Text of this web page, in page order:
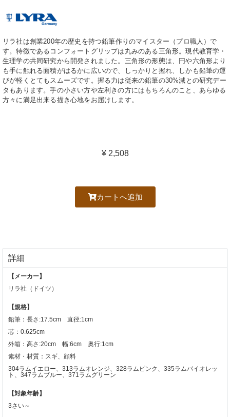
リラ社は創業200年の歴史を持つ鉛筆作りのマイスター（プロ職人）で
す。特徴であるコンフォートグリップは丸みのある三角形。現代教育学・
生理学の共同研究から開発されました。三角形の形態は、円や六角形より
も手に触れる面積がはるかに広いので、しっかりと握れ、しかも鉛筆の運
びが軽くとてもスムーズです。握る力は従来の鉛筆の30%減との研究デー
タもあります。手の小さい方や左利きの方にはもちろんのこと、あらゆる
方々に満足出来る描き心地をお届けします。
¥ 2,508
カートへ追加
詳細
【メーカー】
リラ社（ドイツ）
【規格】
鉛筆：長さ:17.5cm 直径:1cm
芯：0.625cm
外箱： 高さ:20cm 幅:6cm 奥行:1cm
素材・材質：スギ、顔料
304ラムイエロー、313ラムオレンジ、328ラムピンク、335ラムバイオレッ
ト、347ラムブルー、371ラムグリーン
【対象年齢】
3さい～